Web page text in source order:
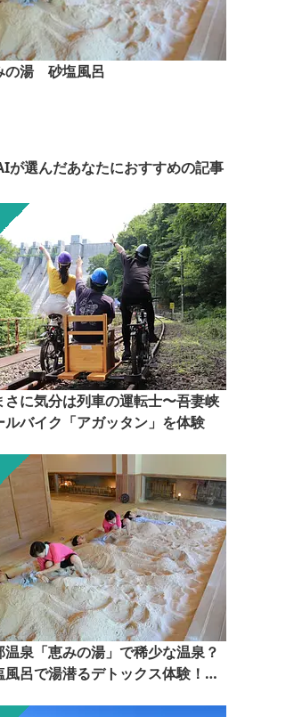
房
母と食品添加物無添加の焼きたてパン
ランチや焼きたてパンを食べることが
の湯 砂塩風呂
が選んだあなたにおすすめの記事
さに気分は列車の運転士〜吾妻峡
ルバイク「アガッタン」を体験
温泉「恵みの湯」で稀少な温泉？
風呂で湯潜るデトックス体験！